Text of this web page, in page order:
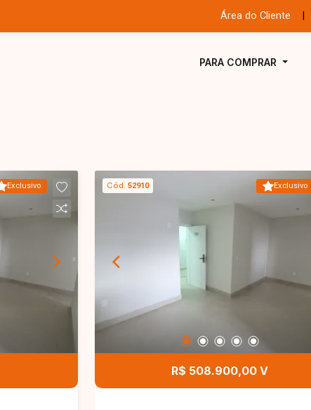
Área do Cliente
PARA COMPRAR
Exclusivo Exclusivo
Cód. 52910
R$ 508.900,00 V